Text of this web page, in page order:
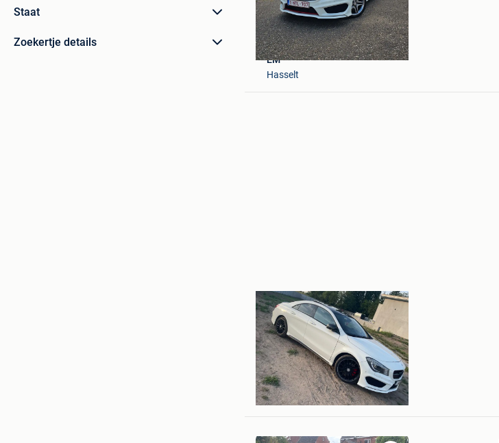
Staat
Zoekertje details
EM
Hasselt
Mijn
Favorieten
Ben
Antwerpen